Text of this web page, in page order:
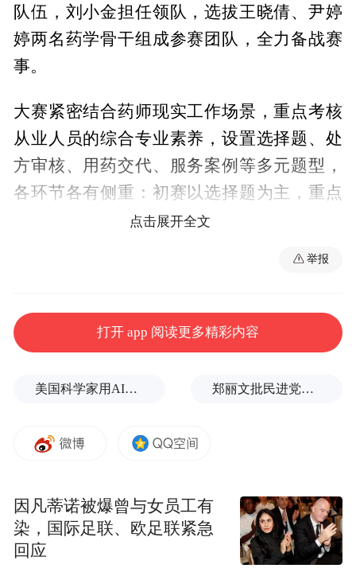
队伍，刘小金担任领队，选拔王晓倩、尹婷
婷两名药学骨干组成参赛团队，全力备战赛
事。
大赛紧密结合药师现实工作场景，重点考核
从业人员的综合专业素养，设置选择题、处
方审核、用药交代、服务案例等多元题型，
各环节各有侧重：初赛以选择题为主，重点
检验药师药学基础知识储备；复赛聚焦处方
59家医院参赛，经过初赛筛选，16家医院脱
颖而出进入复赛，我院凭借稳定发挥，以初
赛第三名的成绩跻身复赛。
点击展开全文
举报
打开 app 阅读更多精彩内容
美国科学家用AI设计出新病毒 郑丽文批民进党胡说八道：台湾没“独立”过，也从来不是一个国家
因凡蒂诺被爆曾与女员工有
染，国际足联、欧足联紧急
回应